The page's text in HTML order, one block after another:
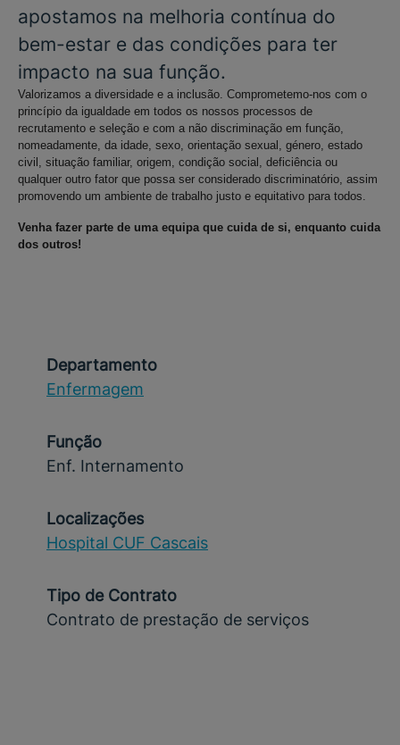
apostamos na melhoria contínua do
bem-estar e das condições para ter
impacto na sua função.
Valorizamos a diversidade e a inclusão. Comprometemo-nos com o
princípio da igualdade em todos os nossos processos de
recrutamento e seleção e com a não discriminação em função,
nomeadamente, da idade, sexo, orientação sexual, género, estado
civil, situação familiar, origem, condição social, deficiência ou
qualquer outro fator que possa ser considerado discriminatório, assim
promovendo um ambiente de trabalho justo e equitativo para todos.
Venha fazer parte de uma equipa que cuida de si, enquanto cuida
dos outros!
Departamento
Enfermagem
Função
Enf. Internamento
Localizações
Hospital CUF Cascais
Tipo de Contrato
Contrato de prestação de serviços